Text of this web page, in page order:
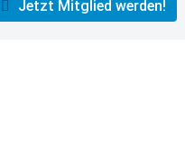
Jetzt Mitglied werden!